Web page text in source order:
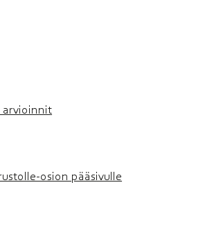
arvioinnit
osion pääsivulle